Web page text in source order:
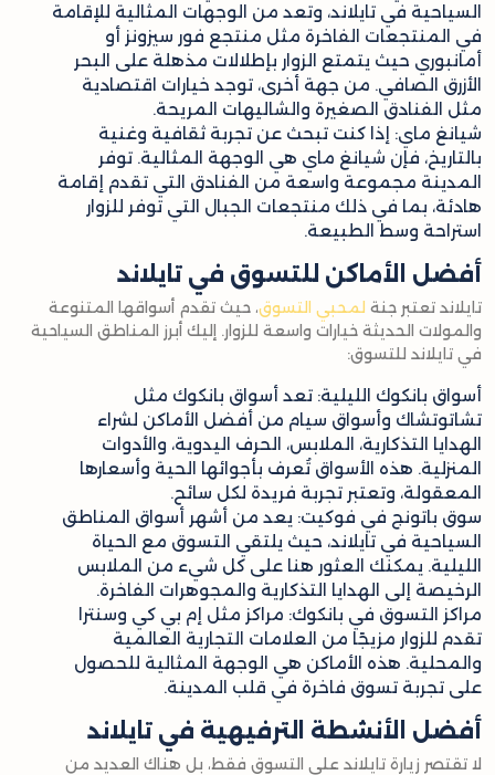
السياحية في تايلاند، وتعد من الوجهات المثالية للإقامة
في المنتجعات الفاخرة مثل منتجع فور سيزونز أو
أمانبوري حيث يتمتع الزوار بإطلالات مذهلة على البحر
الأزرق الصافي. من جهة أخرى، توجد خيارات اقتصادية
مثل الفنادق الصغيرة والشاليهات المريحة.
شيانغ ماي: إذا كنت تبحث عن تجربة ثقافية وغنية
بالتاريخ، فإن شيانغ ماي هي الوجهة المثالية. توفر
المدينة مجموعة واسعة من الفنادق التي تقدم إقامة
هادئة، بما في ذلك منتجعات الجبال التي توفر للزوار
استراحة وسط الطبيعة.
أفضل الأماكن للتسوق في تايلاند
تايلاند تعتبر جنة لمحبي التسوق، حيث تقدم أسواقها المتنوعة
والمولات الحديثة خيارات واسعة للزوار. إليك أبرز المناطق السياحية
في تايلاند للتسوق:
أسواق بانكوك الليلية: تعد أسواق بانكوك مثل
تشاتوتشاك وأسواق سيام من أفضل الأماكن لشراء
الهدايا التذكارية، الملابس، الحرف اليدوية، والأدوات
المنزلية. هذه الأسواق تُعرف بأجوائها الحية وأسعارها
المعقولة، وتعتبر تجربة فريدة لكل سائح.
سوق باتونج في فوكيت: يعد من أشهر أسواق المناطق
السياحية في تايلاند، حيث يلتقي التسوق مع الحياة
الليلية. يمكنك العثور هنا على كل شيء من الملابس
الرخيصة إلى الهدايا التذكارية والمجوهرات الفاخرة.
مراكز التسوق في بانكوك: مراكز مثل إم بي كي وسنترا
تقدم للزوار مزيجًا من العلامات التجارية العالمية
والمحلية. هذه الأماكن هي الوجهة المثالية للحصول
على تجربة تسوق فاخرة في قلب المدينة.
أفضل الأنشطة الترفيهية في تايلاند
لا تقتصر زيارة تايلاند على التسوق فقط، بل هناك العديد من